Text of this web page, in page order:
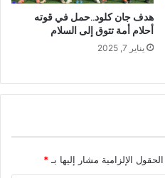
هدف جان كلود..حمل في قوته
أحلام أمة تتوق إلى السلام
يناير 7, 2025
الحقول الإلزامية مشار إليها بـ*